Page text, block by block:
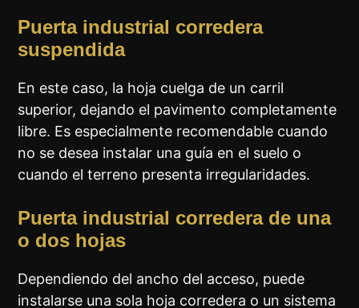
Puerta industrial corredera
suspendida
En este caso, la hoja cuelga de un carril
superior, dejando el pavimento completamente
libre. Es especialmente recomendable cuando
no se desea instalar una guía en el suelo o
cuando el terreno presenta irregularidades.
Puerta industrial corredera de una
o dos hojas
Dependiendo del ancho del acceso, puede
instalarse una sola hoja corredera o un sistema